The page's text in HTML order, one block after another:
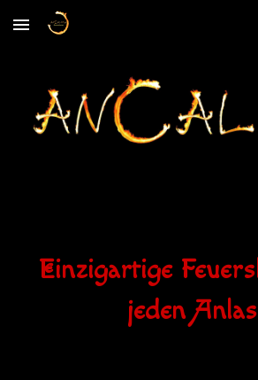
Skip to main content
Einzigartige
jeden